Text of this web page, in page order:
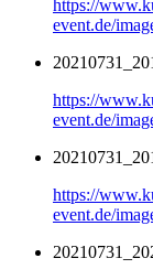
https://
event.de/
https://
event.de/
https://
event.de/